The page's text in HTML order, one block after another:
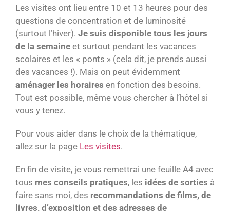
Les visites ont lieu entre 10 et 13 heures pour des
questions de concentration et de luminosité
(surtout l’hiver). Je suis disponible tous les jours
de la semaine et surtout pendant les vacances
scolaires et les « ponts » (cela dit, je prends aussi
des vacances !). Mais on peut évidemment
aménager les horaires en fonction des besoins.
Tout est possible, même vous chercher à l’hôtel si
vous y tenez.
Pour vous aider dans le choix de la thématique,
allez sur la page Les visites.
En fin de visite, je vous remettrai une feuille A4 avec
tous mes conseils pratiques, les idées de sorties à
faire sans moi, des recommandations de films, de
livres, d’exposition et des adresses de